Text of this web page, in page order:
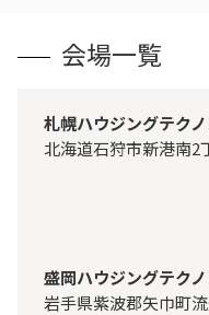
会場一覧
札幌ハウジングテク
北海道石狩市新港南2
盛岡ハウジングテク
岩手県紫波郡矢巾町